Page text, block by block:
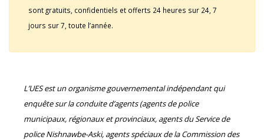
sont gratuits, confidentiels et offerts 24 heures sur 24, 7
jours sur 7, toute l’année.
L’UES est un organisme gouvernemental indépendant qui
enquête sur la conduite d’agents (agents de police
municipaux, régionaux et provinciaux, agents du Service de
police Nishnawbe-Aski, agents spéciaux de la Commission des